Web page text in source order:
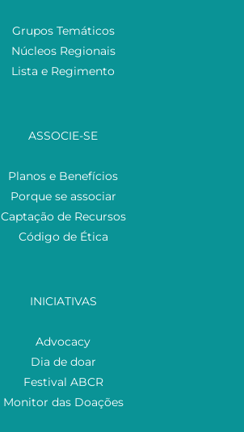
Grupos Temáticos
Núcleos Regionais
Lista e Regimento
ASSOCIE-SE
Planos e Benefícios
Porque se associar
Captação de Recursos
Código de Ética
INICIATIVAS
Advocacy
Dia de doar
Festival ABCR
Monitor das Doações